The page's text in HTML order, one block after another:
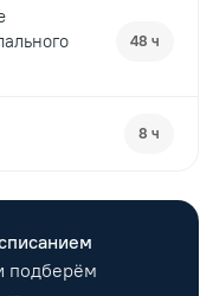
48 ч
8 ч
подберём